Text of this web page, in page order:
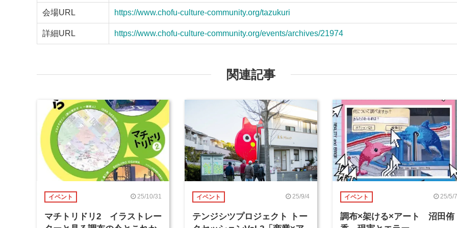
会場URL https://www.chofu-culture-community.org/tazukuri
詳細URL https://www.chofu-culture-community.org/events/archives/21974
関連記事
イベント 25/10/31
マチトリドリ2 イラストレー
イベント 25/9/4
テンジシツプロジェクト トー
イベント 25/5/7
調布×架ける×アート 沼田侑